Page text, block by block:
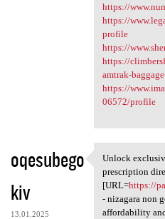
https://
https://
profile
https://
https://
amtrak-
https://
06572/profile
oqesubego
kiv
13.01.2025
Unlock
Unlock
prescription
[URL=https://
- nizagara non
affordability